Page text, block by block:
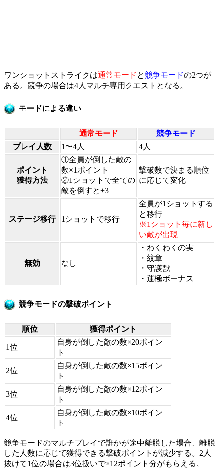
ワンショットストライクは通常モード と競争モードの2つが
ある。競争の場合は4人マルチ専用クエストとなる。
モードによる違い
通常モード
競争モード
プレイ人数
1〜4人 4人
ポイント
獲得方法
①全員が倒した敵の
数×1ポイント
②1ショットで全ての
敵を倒すと+3
撃破数で決まる順位
に応じて変化
ステージ移行 1ショットで移行
全員が1ショットする
と移行
※1ショット毎に新し
い敵が出現
無効 なし
・わくわくの実
・紋章
・守護獣
・運極ボーナス
競争モードの撃破ポイント
順位 獲得ポイント
1位
自身が倒した敵の数×20ポイン
ト
2位
自身が倒した敵の数×15ポイン
ト
3位
自身が倒した敵の数×12ポイン
ト
4位
自身が倒した敵の数×10ポイン
ト
競争モードのマルチプレイで誰かが途中離脱した場合、離脱
した人数に応じて獲得できる撃破ポイントが減少する。2人
抜けて1位の場合は3位扱いで×12ポイント分がもらえる。